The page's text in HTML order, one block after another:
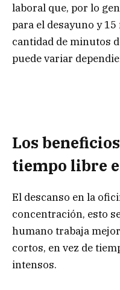
laboral que, por lo
para el desayuno y
cantidad de minutos
puede variar
Los
tiempo libre
El descanso en la
concentración, esto
humano trabaja
cortos, en vez de
intensos.